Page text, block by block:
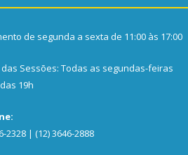
de segunda a sexta de 11:00 às 17:00
Sessões: Todas as segundas-feiras
19h
2328 | (12) 3646-2888